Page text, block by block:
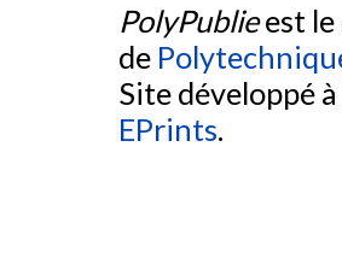
PolyPublieest
de
Site développé
EPrints.